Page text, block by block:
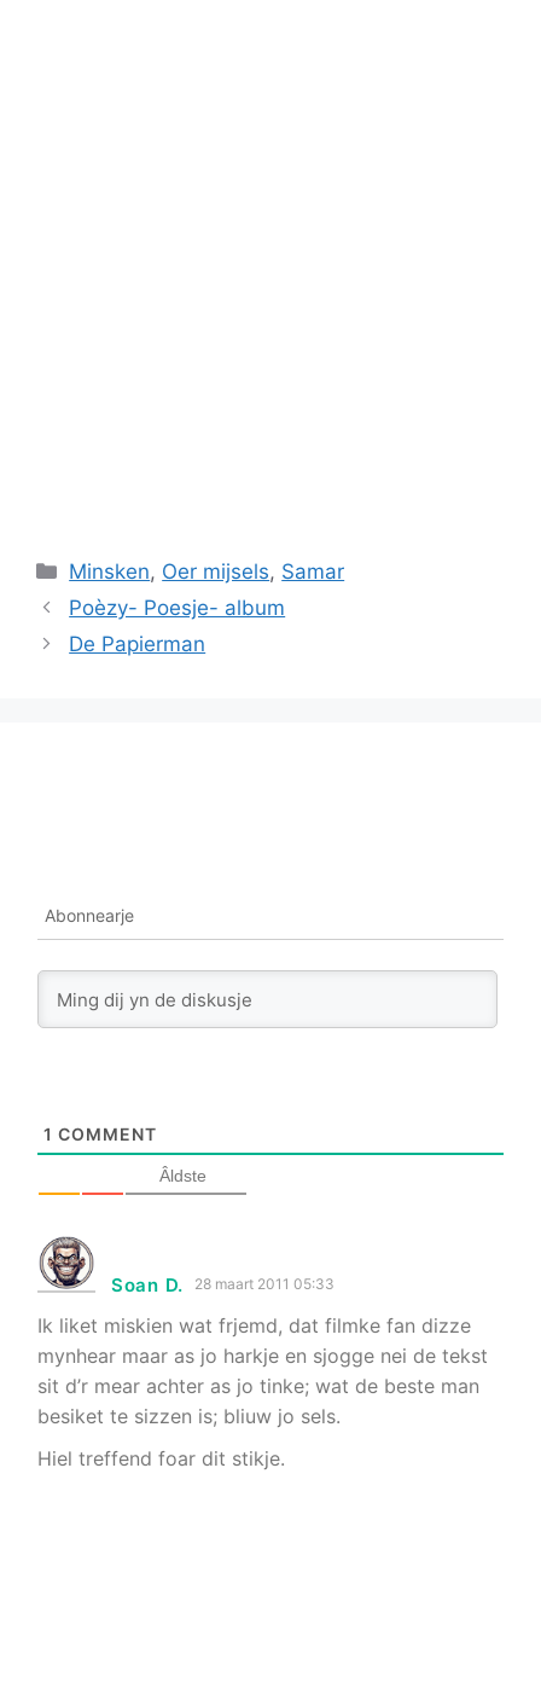
Categories
Minsken, Oer mijsels, Samar
Poèzy- Poesje- album
De Papierman
Abonnearje
1 COMMENT
Âldste
Soan D. 28 maart 2011 05:33
Ik liket miskien wat frjemd, dat filmke fan dizze
mynhear maar as jo harkje en sjogge nei de tekst
sit d’r mear achter as jo tinke; wat de beste man
besiket te sizzen is; bliuw jo sels.
Hiel treffend foar dit stikje.